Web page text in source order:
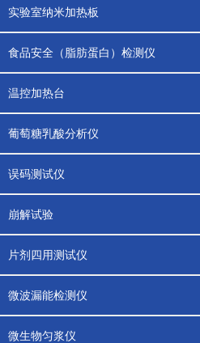
实验室纳米加热板
食品安全（脂肪蛋白）检测仪
温控加热台
葡萄糖乳酸分析仪
误码测试仪
崩解试验
片剂四用测试仪
微波漏能检测仪
微生物匀浆仪